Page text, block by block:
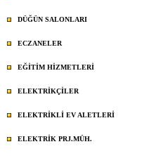
DÜĞÜN SALONLARI
ECZANELER
EĞİTİM HİZMETLERİ
ELEKTRİKÇİLER
ELEKTRİKLİ EV ALETLERİ
ELEKTRİK PRJ.MÜH.